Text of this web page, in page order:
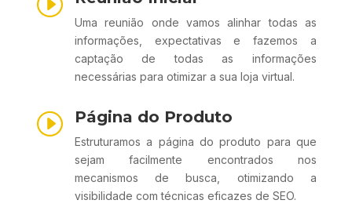
Uma reunião onde vamos alinhar todas as
informações, expectativas e fazemos a
captação de todas as informações
necessárias para otimizar a sua loja virtual.
I Página do Produto
Estruturamos a página do produto para que
sejam facilmente encontrados nos
mecanismos de busca, otimizando a
visibilidade com técnicas eficazes de SEO.